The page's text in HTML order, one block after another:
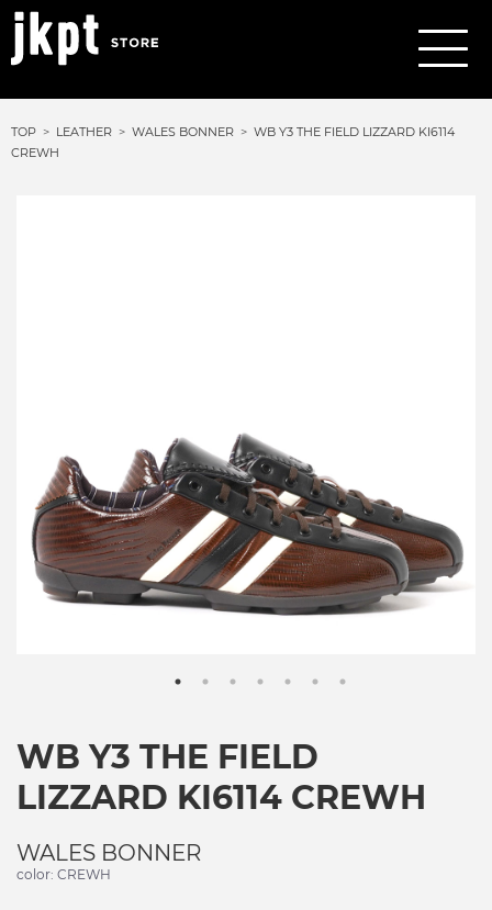
TOP LEATHER WALES BONNER
WB Y3 THE FIELD LIZZARD KI6114
CREWH
WB Y3 THE FIELD
LIZZARD KI6114 CREWH
WALES BONNER
color: CREWH